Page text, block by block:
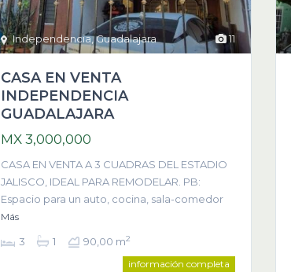
11
Independencia,Guadalajara
CASA EN VENTA
INDEPENDENCIA
GUADALAJARA
MX 3,000,000
CASA EN VENTA A 3 CUADRAS DEL ESTADIO
JALISCO, IDEAL PARA REMODELAR. PB:
Espacio para un auto, cocina, sala-comedor
Más
3 1 90,00 m2
información completa